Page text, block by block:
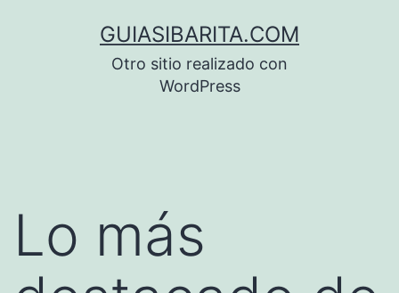
GUIASIBARITA.COM
Otro sitio realizado con
WordPress
Lo más